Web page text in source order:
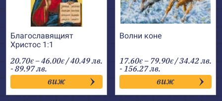
Благославящият
Христос 1:1
20.70€ –46.00€Price
range:
20.70€
through
46.00€
/ 40.49 лв.
- 89.97 лв.
виж
Волни коне
17.60€ – 79.90€Price
range:
17.60€
through
79.90€
/ 34.42 лв.
- 156.27 лв.
виж